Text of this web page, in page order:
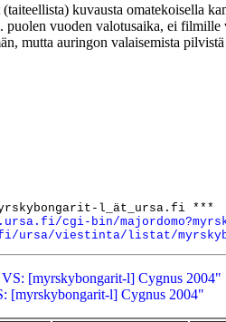
kuvausta omatekoisella
puolen vuoden valotusaika, ei filmille
mutta auringon valaisemista
l_ät_ursa.fi ***
cgi-bin/
ursa/viestinta/listat/
[myrskybongarit-l] Cygnus 2004"
[myrskybongarit-l] Cygnus 2004"